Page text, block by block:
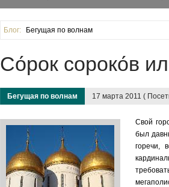
Блог: Бегущая по волнам
Со́рок сороко́в
Бегущая по волнам 17 марта 2011 (
Свой
был
горечи,